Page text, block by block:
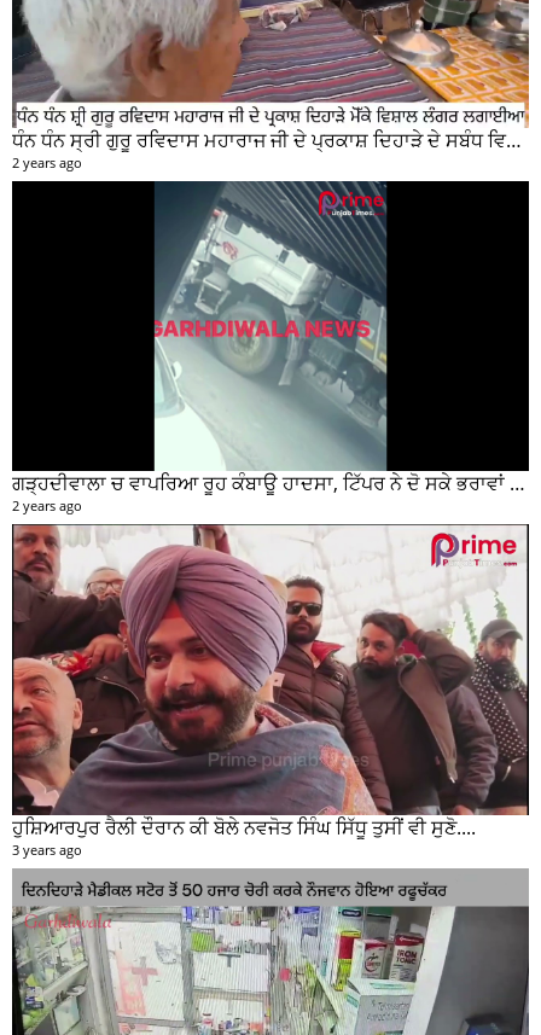
ਧੰਨ ਧੰਨ ਸ੍ਰੀ ਗੁਰੂ ਰਵਿਦਾਸ ਮਹਾਰਾਜ ਜੀ ਦੇ ਪ੍ਰਕਾਸ਼ ਦਿਹਾੜੇ ਦੇ ਸਬੰਧ ਵਿਚ ਮੇਨ ਰੋੜ ਵਿਖੇ ਲਾਗਾਇਆ ਵਿਸ਼ਾਲ ਲੰਗਰ
2 years ago
ਹੁਸ਼ਿਆਰਪੁਰ ਰੈਲੀ ਦੌਰਾਨ ਕੀ ਬੋਲੇ ਨਵਜੋਤ ਸਿੰਘ ਸਿੱਧੂ ਤੁਸੀਂ ਵੀ ਸੁਣੋ....
3 years ago